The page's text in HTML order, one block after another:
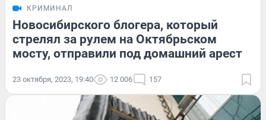
КРИМИНАЛ
Новосибирского блогера, который
стрелял за рулем на Октябрьском
мосту, отправили под домашний арест
23 октября, 2023, 19:40 12 006 157